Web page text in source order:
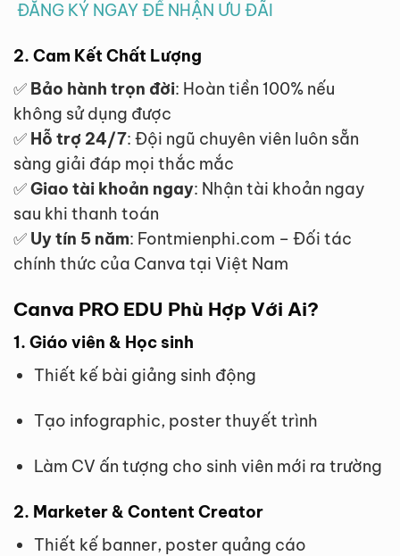
ĐĂNG KÝ NGAY ĐỂ NHẬN ƯU ĐÃI
2. Cam Kết Chất Lượng
✅ Bảo hành trọn đời: Hoàn tiền 100% nếu
không sử dụng được
✅ Hỗ trợ 24/7: Đội ngũ chuyên viên luôn sẵn
sàng giải đáp mọi thắc mắc
✅Giao tài khoản ngay: Nhận tài khoản ngay
sau khi thanh toán
✅ Uy tín 5 năm: Fontmienphi.com – Đối tác
chính thức của Canva tại Việt Nam
Canva PRO EDU Phù Hợp Với Ai?
1. Giáo viên & Học sinh
Thiết kế bài giảng sinh động
Tạo infographic, poster thuyết trình
Làm CV ấn tượng cho sinh viên mới ra trường
2. Marketer & Content Creator
Thiết kế banner, poster quảng cáo